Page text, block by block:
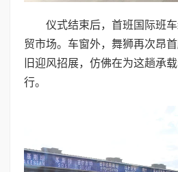
仪式结束后，首班国际班
贸市场。车窗外，舞狮再次昂
旧迎风招展，仿佛在为这趟承
行。